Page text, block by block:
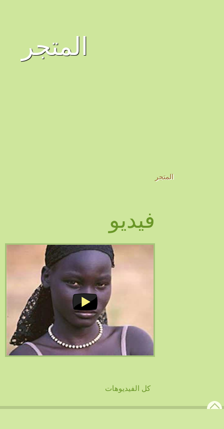
المتجر
المتجر
فيديو
كل الفيديوهات